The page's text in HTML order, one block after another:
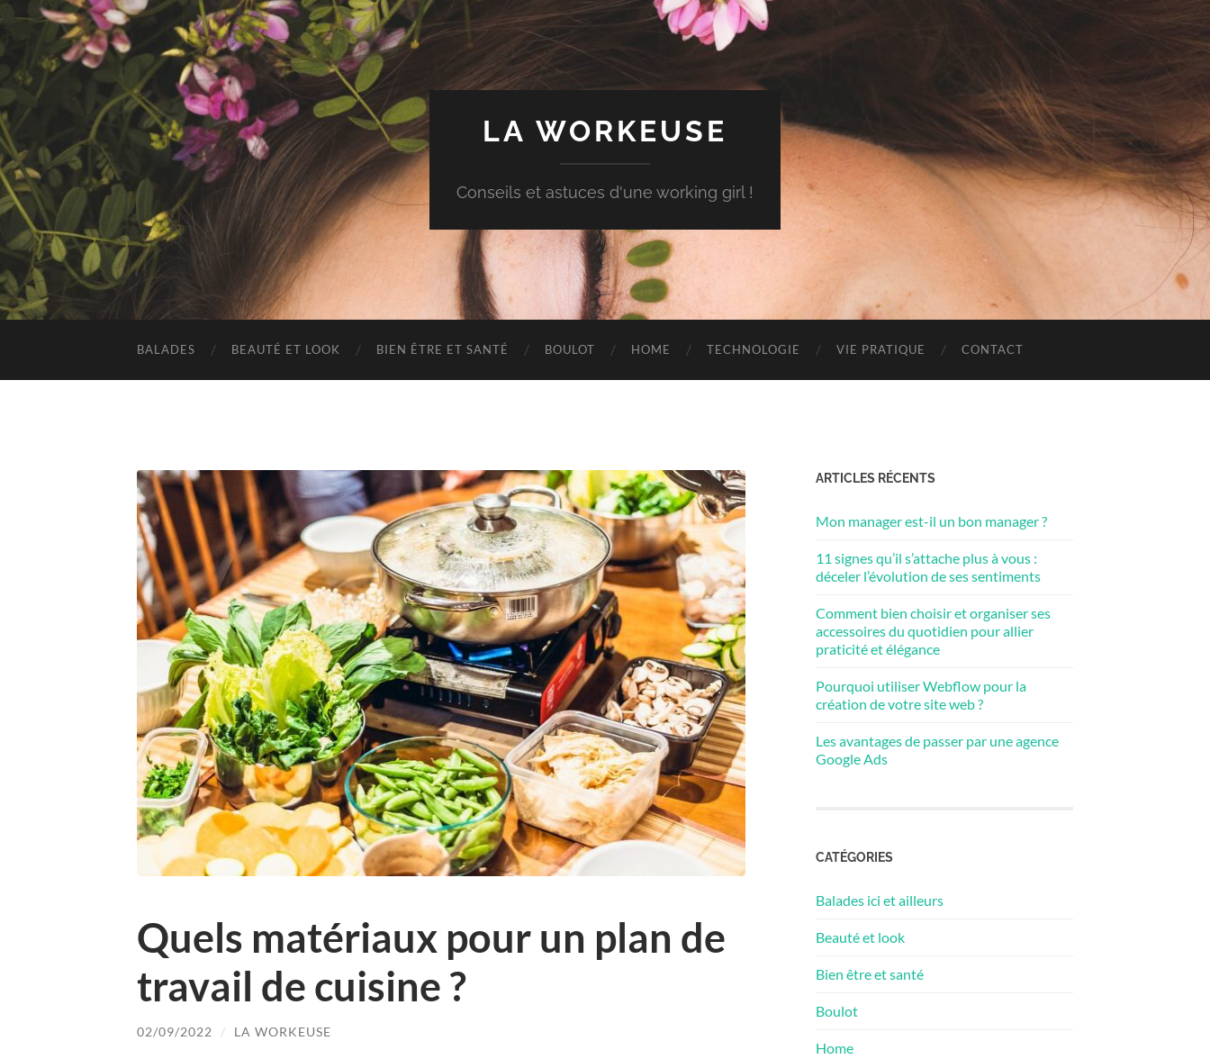
LA WORKEUSE
Conseils et astuces d'une working girl !
BALADES BEAUTÉ ET LOOK BIEN ÊTRE ET SANTÉ BOULOT HOME TECHNOLOGIE VIE PRATIQUE CONTACT
Quels matériaux pour un plan de
travail de cuisine ?
02/09/2022 / LA WORKEUSE
ARTICLES RÉCENTS
Mon manager est-il un bon manager ?
11 signes qu’il s’attache plus à vous :
déceler l’évolution de ses sentiments
Comment bien choisir et organiser ses
accessoires du quotidien pour allier
praticité et élégance
Pourquoi utiliser Webflow pour la
création de votre site web ?
Les avantages de passer par une agence
Google Ads
CATÉGORIES
Balades ici et ailleurs
Beauté et look
Bien être et santé
Boulot
Home